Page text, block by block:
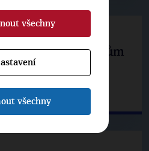
Havla příznivcům
republiky
všechny
všechny